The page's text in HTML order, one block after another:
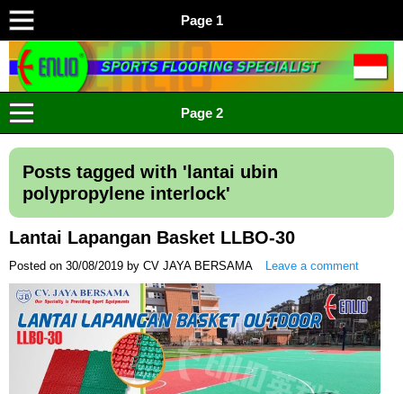
Page 1
ENLIO INDONESIA
Menyediakan Karpet Lapangan Olahraga Yang Lengkap
Page 2
Posts tagged with ' lantai ubin
polypropylene interlock'
Lantai Lapangan Basket LLBO-30
Posted on 30/08/2019 by CV JAYA BERSAMA Leave a comment